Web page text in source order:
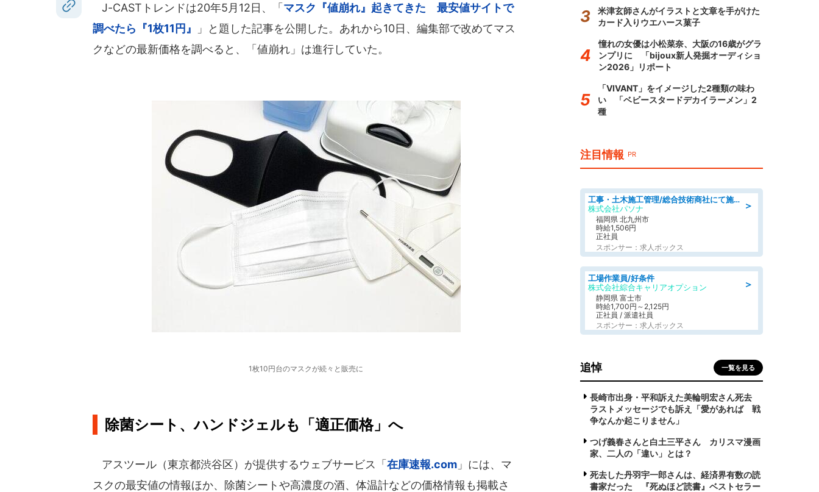
J-CASTトレンドは20年5月12日、「 マスク『値崩れ』起きてきた 最安値サイトで
調べたら『1枚11円』
」と題した記事を公開した。あれから10日、編集部で改めてマス
クなどの最新価格を調べると、「値崩れ」は進行していた。
1枚10円台のマスクが続々と販売に
除菌シート、ハンドジェルも「適正価格」へ
アスツール（東京都渋谷区）が提供するウェブサービス「 在庫速報.com 」には、マ
スクの最安値の情報ほか、除菌シートや高濃度の酒、体温計などの価格情報も掲載さ
米津玄師さんがイラストと文章を手がけた
カード入りウエハース菓子
憧れの女優は小松菜奈、大阪の16歳がグラ
ンプリに 「bijoux新人発掘オーディショ
ン2026」リポート
「VIVANT」をイメージした2種類の味わ
い 「ベビースタードデカイラーメン」2
種
注目情報 PR
＞
工事・土木施工管理/総合技術商社にて施工管理のお仕事/即日勤務可/車通勤可/工事・土木施工管理/生産・品質管理
株式会社パソナ
福岡県 北九州市
時給1,506円
正社員
スポンサー：求人ボックス
＞
工場作業員/好条件
株式会社綜合キャリアオプション
静岡県 富士市
時給1,700円～2,125円
正社員 / 派遣社員
スポンサー：求人ボックス
追悼 一覧を見る
長崎市出身・平和訴えた美輪明宏さん死去
ラストメッセージでも訴え「愛があれば 戦
争なんか起こりません」
つげ義春さんと白土三平さん カリスマ漫画
家、二人の「違い」とは？
死去した丹羽宇一郎さんは、経済界有数の読
書家だった 『死ぬほど読書』ベストセラー